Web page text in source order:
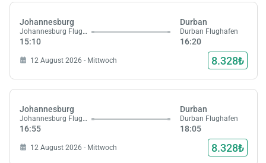
Johannesburg
Johannesburg Flughafen
15:10
Durban
Durban Flughafen
16:20
12 August 2026 - Mittwoch 8.328₺
Johannesburg
Johannesburg Flughafen
16:55
Durban
Durban Flughafen
18:05
12 August 2026 - Mittwoch 8.328₺